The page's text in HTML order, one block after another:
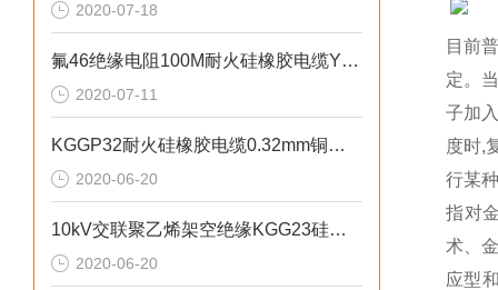
2020-07-18
氟46绝缘电阻100M耐火硅橡胶电缆YGFP22
2020-07-11
KGGP32耐火硅橡胶电缆0.32mm铜丝编织结构
2020-06-20
10kV交联聚乙烯架空绝缘KGG23硅橡胶电缆
2020-06-20
目前
定。
子加
度时,
行某
指对
术、
应型